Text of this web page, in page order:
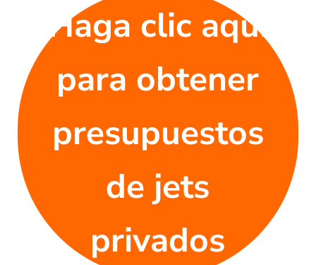
Haga clic aquí
para obtener
presupuestos
de jets
privados